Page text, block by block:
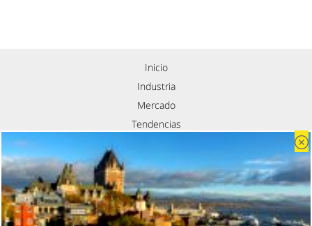
Inicio
Industria
Mercado
Tendencias
Contacto
Nosotros
Política de privacidad